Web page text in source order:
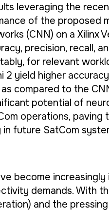
leveraging the
of the proposed
(CNN) on a Xilinx
precision, recall,
for relevant
2 yield higher
compared to the
potential of
operations, paving
future SatCom
become
demands. With
and the